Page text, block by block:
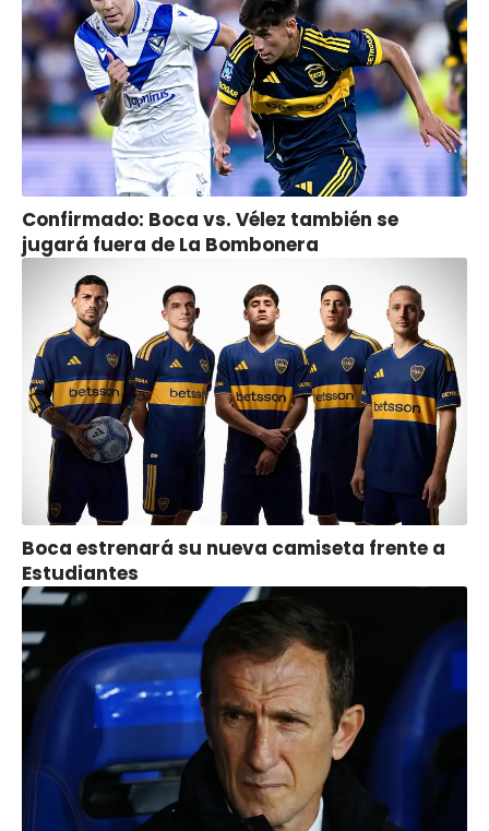
Confirmado: Boca vs. Vélez también se
jugará fuera de La Bombonera
Boca estrenará su nueva camiseta frente a
Estudiantes